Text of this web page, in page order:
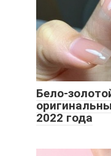
Бело-
2022 года